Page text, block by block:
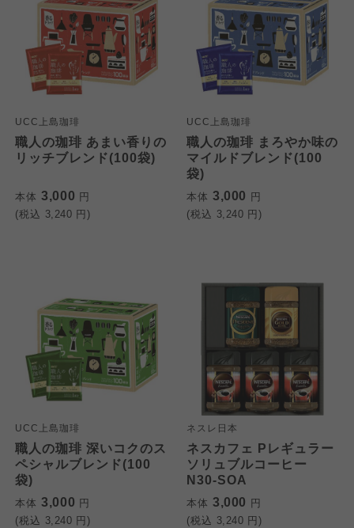
UCC上島珈琲
職人の珈琲 あまい香りの
リッチブレンド(100袋)
本体 3,000 円
(税込 3,240 円)
UCC上島珈琲
職人の珈琲 まろやか味の
マイルドブレンド(100
袋)
本体 3,000 円
(税込 3,240 円)
UCC上島珈琲
職人の珈琲 深いコクのス
ペシャルブレンド(100
袋)
本体 3,000 円
(税込 3,240 円)
ネスレ日本
ネスカフェ Pレギュラー
ソリュブルコーヒー
N30-SOA
本体 3,000 円
(税込 3,240 円)